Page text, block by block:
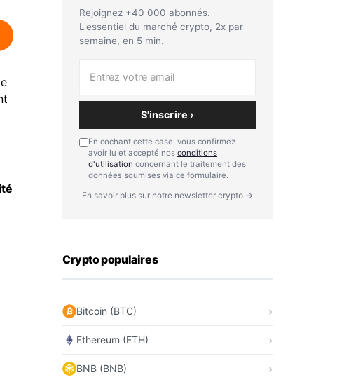
Rejoignez +40 000 abonnés.
L'essentiel du marché crypto, 2x par
semaine, en 5 min.
S'inscrire ›
En cochant cette case, vous confirmez
avoir lu et accepté nos conditions
d'utilisation concernant le traitement des
données soumises via ce formulaire.
En savoir plus sur notre newsletter crypto →
Crypto populaires
Bitcoin (BTC)
Ethereum (ETH)
BNB (BNB)